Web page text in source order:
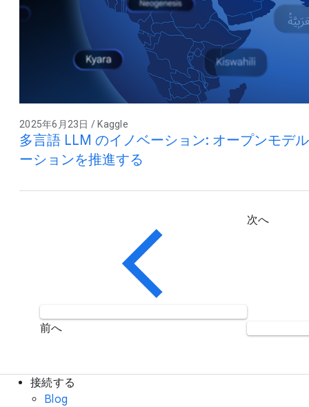
2025年6月23日 / Kaggle
多言語 LLM のイノベーション: オープンモデ
ーションを推進する
前へ
次へ
接続する
Blog